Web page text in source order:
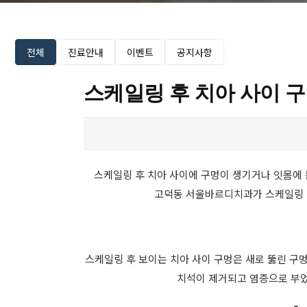
전체 진료안내 이벤트 공지사항
스케일링 후 치아 사이
스케일링 후 치아 사이에 구멍이 생기거나 잇몸
고덕동 서울바르디치과가 스케일
스케일링 후 보이는 치아 사이 구멍은 새로 뚫린 구
치석이 제거되고 염증으로 부